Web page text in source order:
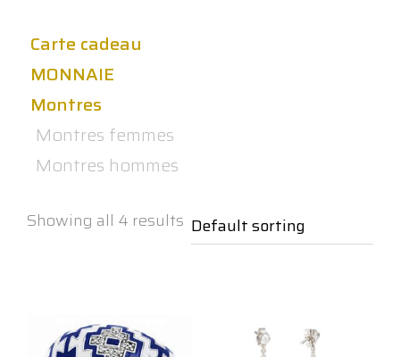
Showing all 4 results
Carte cadeau
MONNAIE
Montres
Montres femmes
Montres hommes